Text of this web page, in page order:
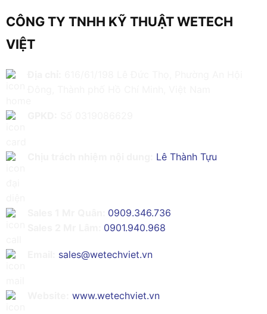
CÔNG TY TNHH KỸ THUẬT WETECH
VIỆT
Lê Thành Tựu
0909.346.736
0901.940.968
sales@wetechviet.vn
www.wetechviet.vn